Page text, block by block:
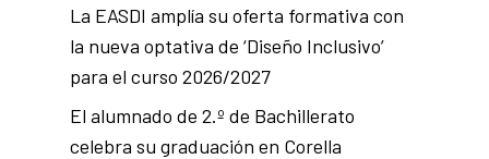
La EASDI amplía su oferta formativa con
la nueva optativa de ‘Diseño Inclusivo’
para el curso 2026/2027
El alumnado de 2.º de Bachillerato
celebra su graduación en Corella